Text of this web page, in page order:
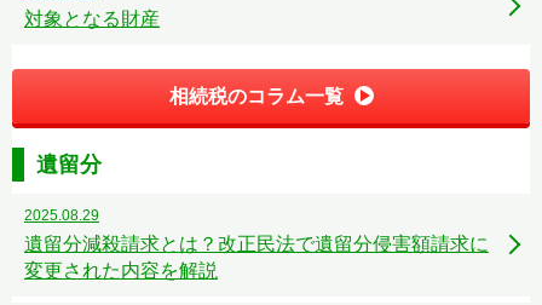
対象となる財産
相続税のコラム一覧
遺留分
2025.08.29
遺留分減殺請求とは？改正民法で遺留分侵害額請求に
変更された内容を解説